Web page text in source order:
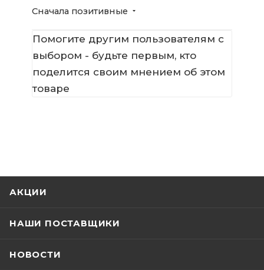
Сначала позитивные
Помогите другим пользователям с
выбором - будьте первым, кто
поделится своим мнением об этом
товаре
АКЦИИ
НАШИ ПОСТАВЩИКИ
НОВОСТИ